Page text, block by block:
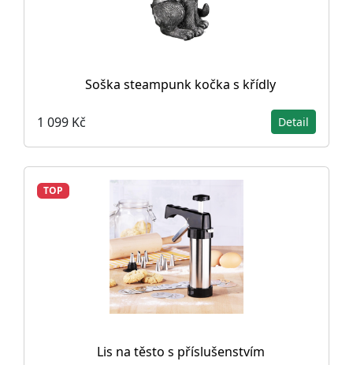
Soška steampunk kočka s křídly
1 099 Kč Detail
TOP
Lis na těsto s příslušenstvím